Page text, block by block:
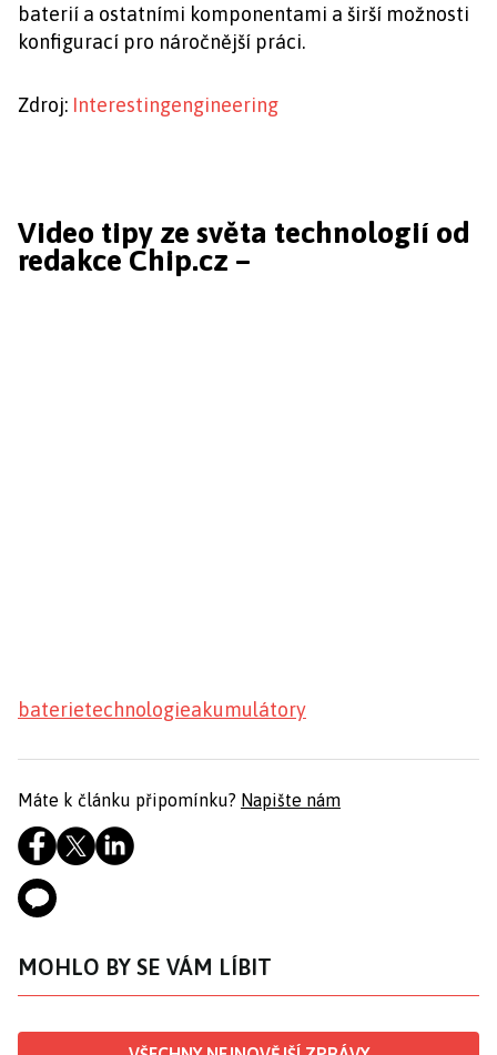
baterií a ostatními komponentami a širší možnosti
konfigurací pro náročnější práci.
Zdroj: Interestingengineering
Video tipy ze světa technologií od
redakce Chip.cz –
baterietechnologieakumulátory
Máte k článku připomínku? Napište nám
MOHLO BY SE VÁM LÍBIT